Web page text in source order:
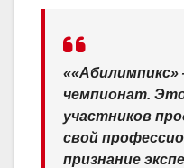
чемпионат.
участников
свой
признание